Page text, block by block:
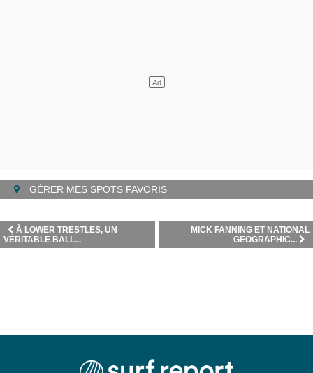
GÉRER MES SPOTS FAVORIS
MICK FANNING ET NATIONAL
GEOGRAPHIC...
À LOWER TRESTLES, UN
VÉRITABLE BALL...